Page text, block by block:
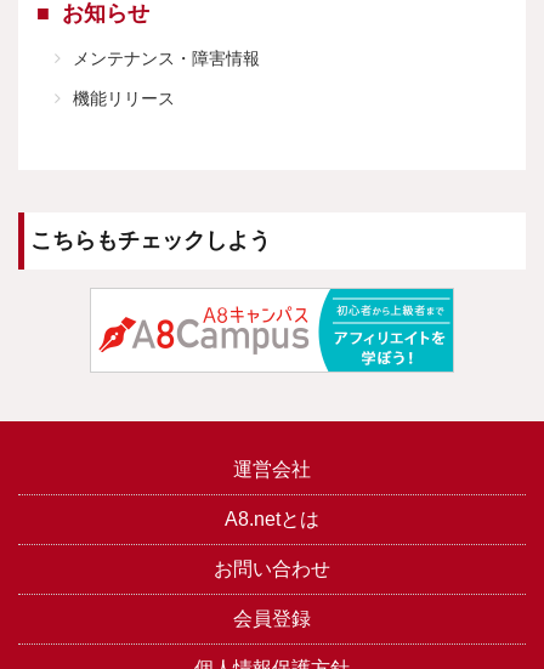
お知らせ
メンテナンス・障害情報
機能リリース
こちらもチェックしよう
運営会社
A8.netとは
お問い合わせ
会員登録